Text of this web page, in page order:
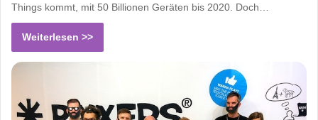
Things kommt, mit 50 Billionen Geräten bis 2020. Doch…
Weiterlesen >>